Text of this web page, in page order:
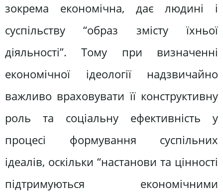
зокрема економічна, дає людині і
суспільству “образ змісту їхньої
діяльності”. Тому при визначенні
економічної ідеології надзвичайно
важливо враховувати її конструктивну
роль та соціальну ефективність у
процесі формування суспільних
ідеалів, оскільки “настанови та цінності
підтримуються економічними